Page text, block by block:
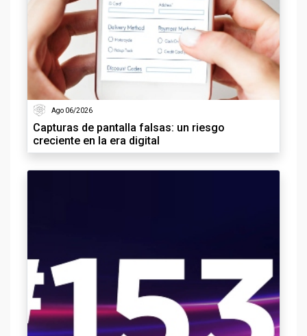
Ago 06/2026
Capturas de pantalla falsas: un riesgo
creciente en la era digital